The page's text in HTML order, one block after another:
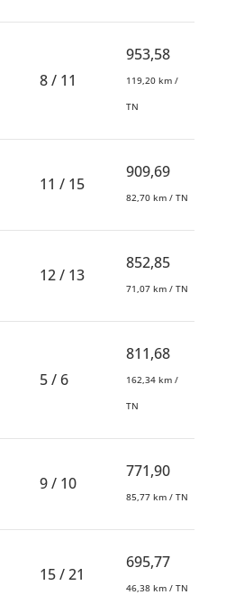
8 / 11
953,58
119,20 km /
TN
11 / 15
909,69
82,70 km / TN
12 / 13
852,85
71,07 km / TN
5 / 6
811,68
162,34 km /
TN
9 / 10
771,90
85,77 km / TN
15 / 21
695,77
46,38 km / TN